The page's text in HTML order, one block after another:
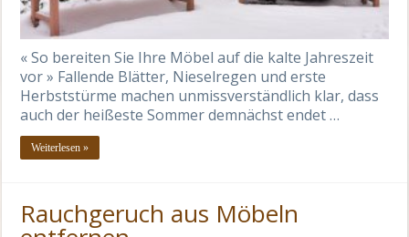
« So bereiten Sie Ihre Möbel auf die kalte Jahreszeit
vor » Fallende Blätter, Nieselregen und erste
Herbststürme machen unmissverständlich klar, dass
auch der heißeste Sommer demnächst endet …
Weiterlesen »
Rauchgeruch aus Möbeln